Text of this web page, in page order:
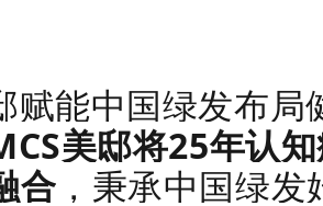
赋能中国绿发布
美邸将25年认
合 ，秉承中国绿